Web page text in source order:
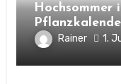
Hochsommer
Rainer 1.